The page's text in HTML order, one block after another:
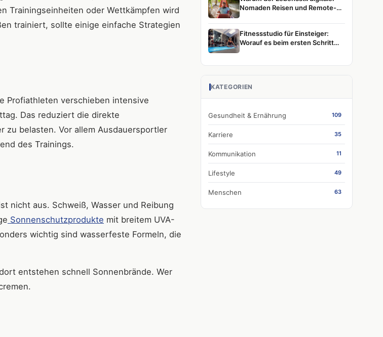
Trainingseinheiten oder Wettkämpfen wird
trainiert, sollte einige einfache Strategien
Profiathleten verschieben intensive
Das reduziert die direkte
zu belasten. Vor allem Ausdauersportler
des Trainings.
nicht aus. Schweiß, Wasser und Reibung
Sonnenschutzprodukte mit breitem UVA-
wichtig sind wasserfeste Formeln, die
entstehen schnell Sonnenbrände. Wer
Nomaden Reisen und Remote-
Fitnessstudio für Einsteiger:
Worauf es beim ersten Schritt
KATEGORIEN
Gesundheit & Ernährung 109
Karriere 35
Kommunikation 11
Lifestyle 49
Menschen 63